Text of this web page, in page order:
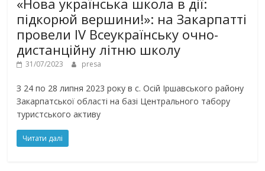
підкорюй вершини!»: на Закарпатті
провели ІV Всеукраїнську очно-
дистанційну літню школу
31/07/2023 presa
З 24 по 28 липня 2023 року в с. Осій Іршавського району
Закарпатської області на базі Центрального табору
туристського активу
Читати далі